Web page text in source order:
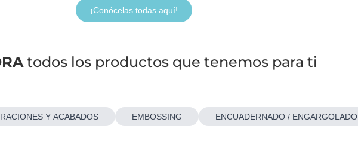
¡Conócelas todas aquí!
todos los productos que tenemos para ti
Y ACABADOS EMBOSSING ENCUADERNADO / ENGARGOLADO